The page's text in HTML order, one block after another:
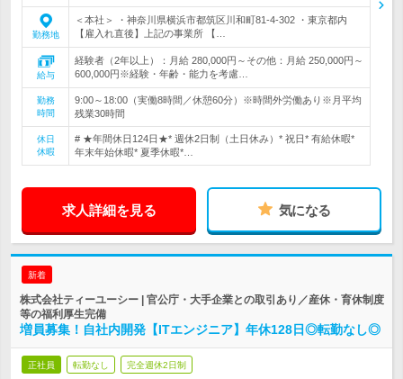
勤務地
＜本社＞ ・神奈川県横浜市都筑区川和町81-4-302 ・東京都内
【雇入れ直後】上記の事業所 【…
給与
経験者（2年以上）：月給 280,000円～その他：月給 250,000円～
600,000円※経験・年齢・能力を考慮…
勤務
時間
9:00～18:00（実働8時間／休憩60分）※時間外労働あり※月平均
残業30時間
休日
休暇
# ★年間休日124日★* 週休2日制（土日休み）* 祝日* 有給休暇*
年末年始休暇* 夏季休暇*…
求人詳細を見る 気になる
新着
株式会社ティーユーシー | 官公庁・大手企業との取引あり／産休・育休制度
等の福利厚生完備
増員募集！自社内開発【ITエンジニア】年休128日◎転勤なし◎
正社員 転勤なし 完全週休2日制